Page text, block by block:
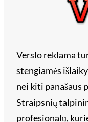
Verslo reklama
stengiamės
nei kiti panašaus
Straipsnių
profesionalų,